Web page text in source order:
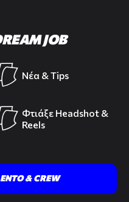
JOB
Νέα & Tips
Φτιάξε Headshot &
Reels
& CREW